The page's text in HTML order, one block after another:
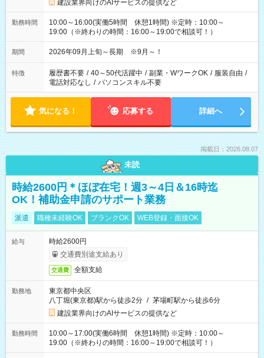
建設業界向けのAIサービスの提供など
勤務時間
10:00～16:00(実働5時間 休憩1時間) ※定時：10:00～
19:00（※終わりの時間：16:00～19:00で相談可！）
期間 2026年09月上旬～長期 ※9月～！
特徴 履歴書不要 / 40～50代活躍中 / 副業・WワークOK / 服装自由 /
電話対応なし / パソコンスキル不要
気になる！ 応募する 詳細へ
掲載日：2026.08.07
未読
時給2600円＊ほぼ在宅！週3～4日＆16時迄
OK！補助金申請のサポート業務
派遣 職種未経験OK ブランクOK WEB登録・面接OK
給与
時給2600円
交通費別途支給あり
交通費 全額支給
勤務地
東京都中央区
八丁堀(東京都)駅から徒歩2分 / 茅場町駅から徒歩6分
建設業界向けのAIサービスの提供など
勤務時間
10:00～17:00(実働6時間 休憩1時間) ※定時：10:00～
19:00（※終わりの時間：16:00～19:00で相談可！）